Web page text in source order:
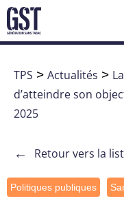
TPS > Actualités >
d’atteindre son
2025
← Retour vers la
Politiques publiques